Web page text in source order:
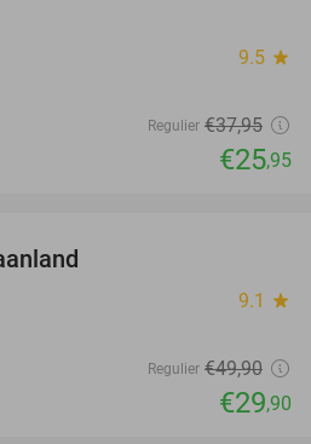
9.5 star
Regulier €37,95
€25,95
9.1 star
Regulier €49,90
€29,90